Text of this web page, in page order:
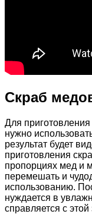
Скраб
Для
нужно
результат будет
приготовления
пропорциях мед и
перемешать и
использованию.
нуждается в
справляется с этой